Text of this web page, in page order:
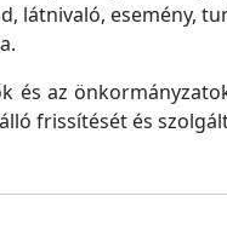
látnivaló, esemény,
és az
frissítését és